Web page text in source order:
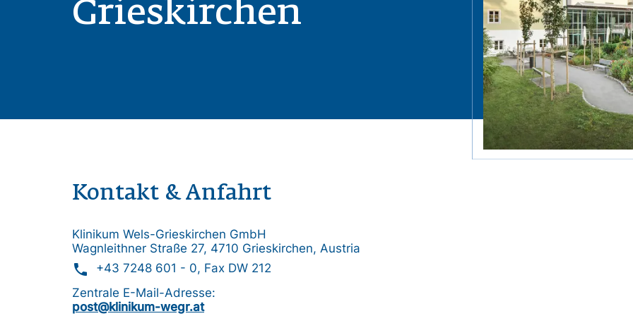
Grieskirchen
Kontakt & Anfahrt
Klinikum Wels-Grieskirchen GmbH
Wagnleithner Straße 27, 4710 Grieskirchen, Austria
phone +43 7248 601 - 0, Fax DW 212
Zentrale E-Mail-Adresse:
post@klinikum-wegr.at